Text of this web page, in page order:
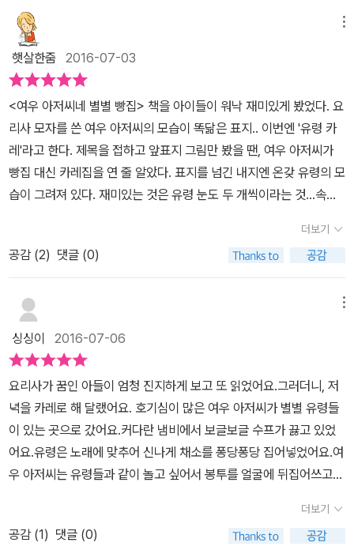
햇살한줌 2016-07-03
<여우 아저씨네 별별 빵집> 책을 아이들이 워낙 재미있게 봤었다. 요
리사 모자를 쓴 여우 아저씨의 모습이 똑닮은 표지.. 이번엔 '유령 카
레'라고 한다. 제목을 접하고 앞표지 그림만 봤을 땐, 여우 아저씨가
빵집 대신 카레집을 연 줄 알았다. 표지를 넘긴 내지엔 온갖 유령의 모
습이 그려져 있다. 재미있는 것은 유령 눈도 두 개씩이라는 것...속제
려져 있다. 글, 그림 고마 별별 빵집의 여우 아저씨가 장을 보고 집으
로 돌아가는 길이었어요.여우 아저씨가 빵집을 접은 게 아니었다. 그
럼 유령 카레는 뭘까?유령들이 빙빙 돌며 춤울 추고, 한가운데에 냄
비에서 보글보글 끓고 있는 수프.유령이 노래를 부르기 시작했어요.
뾰로롱 땅 속에서 올라 온 주황 고깔.아삭아삭 그냥 먹을까?부드렵게
데쳐 먹을까?맛도, 영양도, 생김새도 으뜸!나는 누굴까?유령이 부르
는 노래 속 '나는 누굴까?'이 부분을 노래로 불러 주었더니 세 살 막내
가 너무 좋아한다. 덕분에 책을 받자마자 서너번 읽어 주었던 것 같다.
뽀로롱 땅속에서 올라온 주황 고깔.뭉게뭉게 뽀글뽀글 초록빛 쑥대
머리.울툭불툭 몸속에 탱글탱글 샛노란 씨앗.​몇 번을 불러 주었더니,
이젠 주황 고깔이 나오면 당근, 쑥대머리가 나오면 브로콜리, 샛노란
씨앗 하면 단호박이라고 대답하는 아이들.. 이 맛에 책을 읽어 주는 것
도 있다. 아이들이 신난 만큼 여우 아저씨도 신 났다. 그래서 봉투를
얼굴에 뒤집어 쓰고 유령 무리 속으로 들어가 함께 춤을 추고 노래를
더보기
공감 (2) 댓글 (0)
싱싱이 2016-07-06
요리사가 꿈인 아들이 엄청 진지하게 보고 또 읽었어요.그러더니, 저
녁을 카레로 해 달랬어요. 호기심이 많은 여우 아저씨가 별별 유령들
이 있는 곳으로 갔어요.커다란 냄비에서 보글보글 수프가 끓고 있었
어요.유령은 노래에 맞추어 신나게 채소를 퐁당퐁당 집어넣었어요.여
우 아저씨는 유령들과 같이 놀고 싶어서 봉투를 얼굴에 뒤집어쓰고
못 뜨게 된 유령들은 야단법석이 났어요.이리저리 부딪히면서 여우
아저씨가 얼굴에 쓰고 있던 봉투가 날아가 버렸어요.하마터면 여우
더보기
공감 (1) 댓글 (0)